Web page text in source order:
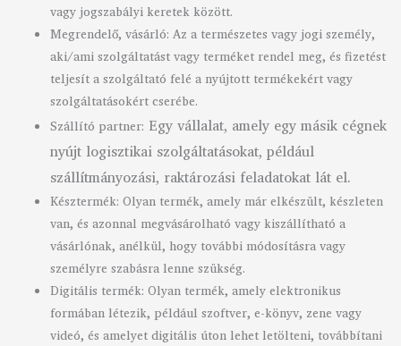
vagy jogszabályi keretek között.
Megrendelő, vásárló: Az a természetes vagy jogi személy,
aki/ami szolgáltatást vagy terméket rendel meg, és fizetést
teljesít a szolgáltató felé a nyújtott termékekért vagy
szolgáltatásokért cserébe.
Szállító partner: Egy vállalat, amely egy másik cégnek
nyújt logisztikai szolgáltatásokat, például
szállítmányozási, raktározási feladatokat lát el.
Késztermék: Olyan termék, amely már elkészült, készleten
van, és azonnal megvásárolható vagy kiszállítható a
vásárlónak, anélkül, hogy további módosításra vagy
személyre szabásra lenne szükség.
Digitális termék: Olyan termék, amely elektronikus
formában létezik, például szoftver, e-könyv, zene vagy
videó, és amelyet digitális úton lehet letölteni, továbbítani